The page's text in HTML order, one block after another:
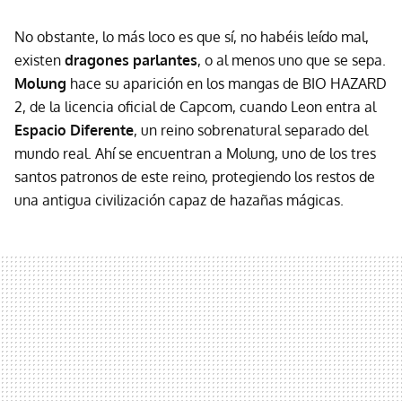
No obstante, lo más loco es que sí, no habéis leído mal,
existen dragones parlantes, o al menos uno que se sepa.
Molung hace su aparición en los mangas de BIO HAZARD
2, de la licencia oficial de Capcom, cuando Leon entra al
Espacio Diferente, un reino sobrenatural separado del
mundo real. Ahí se encuentran a Molung, uno de los tres
santos patronos de este reino, protegiendo los restos de
una antigua civilización capaz de hazañas mágicas.